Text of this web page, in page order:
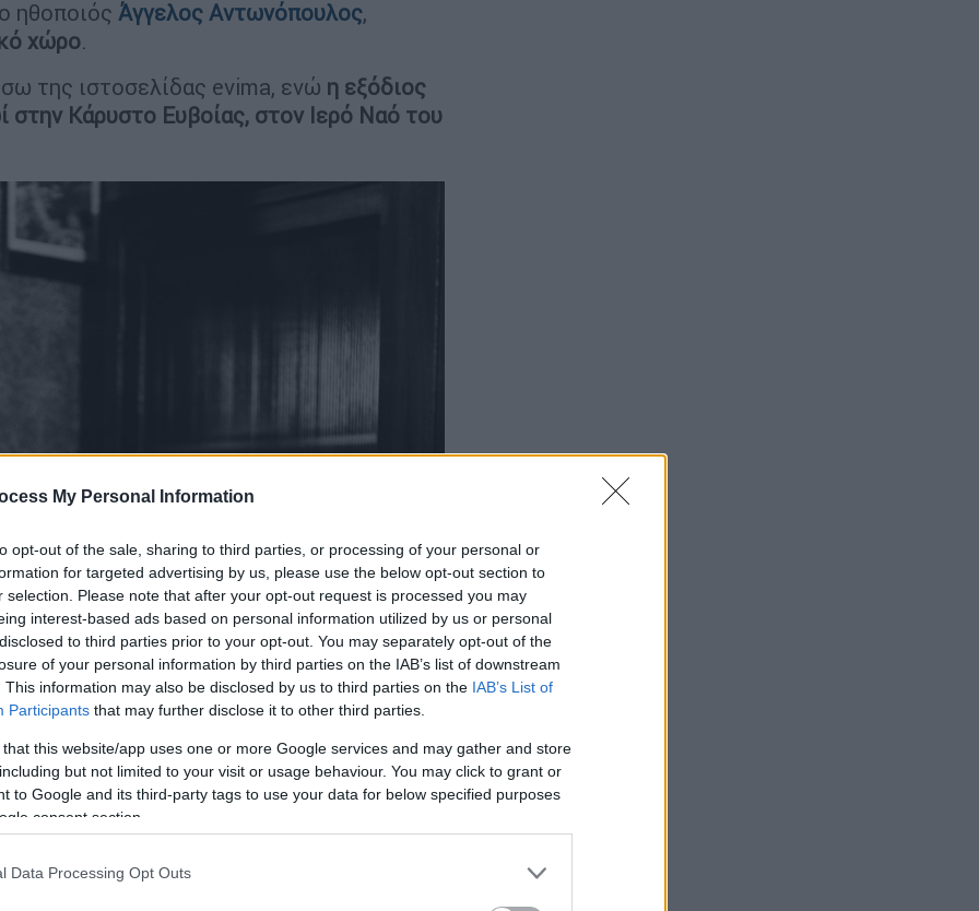
My Personal Information
opt-out of the sale, sharing to third parties, or processing of your personal or
for targeted advertising by us, please use the below opt-out section to
selection. Please note that after your opt-out request is processed you may
interest-based ads based on personal information utilized by us or personal
to third parties prior to your opt-out. You may separately opt-out of the
of your personal information by third parties on the IAB’s list of downstream
This information may also be disclosed by us to third parties on the IAB’s List of
Participants that may further disclose it to other third parties.
that this website/app uses one or more Google services and may gather and store
but not limited to your visit or usage behaviour. You may click to grant or
to Google and its third-party tags to use your data for below specified purposes
consent section.
Data Processing Opt Outs
ηθοποιός Άγγελος Αντωνόπουλος,
χώρο.
της ιστοσελίδας evima, ενώ η εξόδιος
στην Κάρυστο Ευβοίας, στον Ιερό Ναό του